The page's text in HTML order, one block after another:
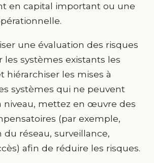
en capital important ou une
une évaluation des risques
systèmes existants les
hiérarchiser les mises à
systèmes qui ne peuvent
niveau, mettez en œuvre des
(par exemple,
réseau, surveillance,
afin de réduire les risques.